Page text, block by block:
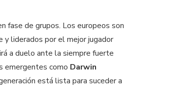
fase de grupos. Los europeos son
y liderados por el mejor jugador
a duelo ante la siempre fuerte
emergentes como Darwin
está lista para suceder a